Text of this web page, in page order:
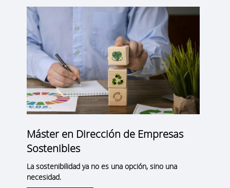
Máster en Dirección de Empresas
Sostenibles
La sostenibilidad ya no es una opción, sino una
necesidad.